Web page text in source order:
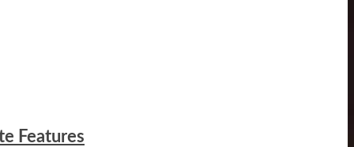
Features